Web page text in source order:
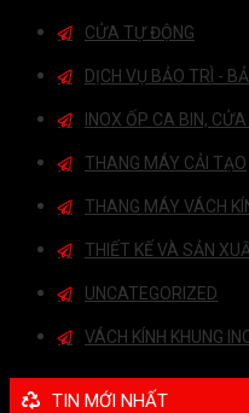
CỬA TỰ ĐỘNG
DỊCH VỤ BẢO TRÌ -
INOX ỐP CA BIN,
THANG MÁY CẢI TẠO
THANG MÁY VÁCH
THIẾT KẾ VÀ SẢN
UNCATEGORIZED
VÁCH KÍNH KHUNG
TIN MỚI NHẤT